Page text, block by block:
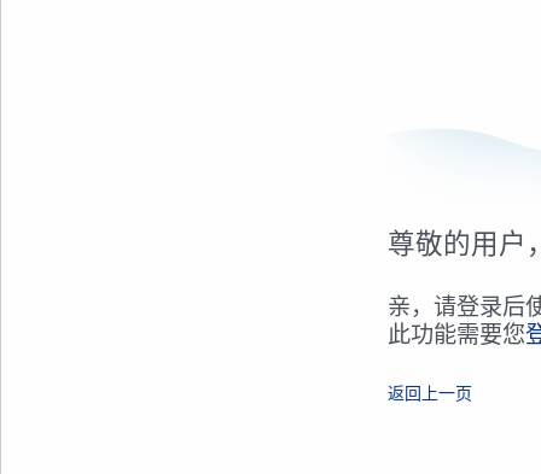
尊敬的用户
亲，请登录后
此功能需要您
返回上一页